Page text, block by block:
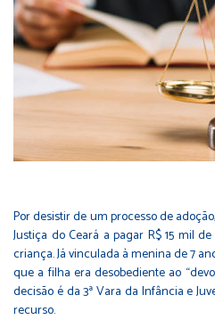
Por desistir de um processo de
Justiça do Ceará a pagar R$ 15 mil
criança. Já vinculada à menina de 7
que a filha era desobediente ao
decisão é da 3ª Vara da Infância e
recurso.